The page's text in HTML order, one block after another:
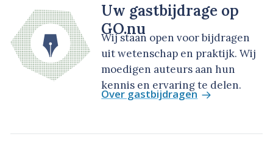
Uw gastbijdrage op
GO.nu
Wij staan open voor bijdragen
uit wetenschap en praktijk. Wij
moedigen auteurs aan hun
kennis en ervaring te delen.
Over gastbijdragen